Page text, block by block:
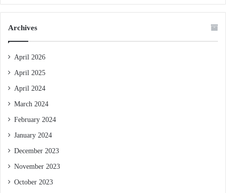
Archives
April 2026
April 2025
April 2024
March 2024
February 2024
January 2024
December 2023
November 2023
October 2023